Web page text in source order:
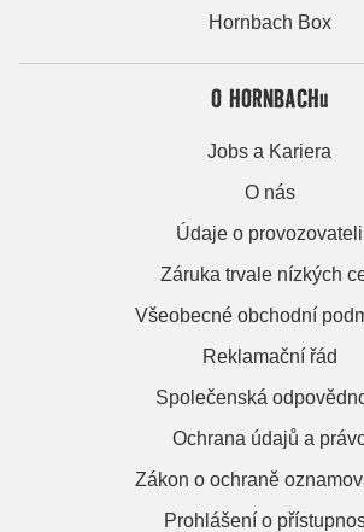
Hornbach Box
O HORNBACHu
Jobs a Kariera
O nás
Údaje o provozovateli
Záruka trvale nízkých
Všeobecné obchodní
Reklamační řád
Společenská
Ochrana údajů a
Zákon o ochraně
Prohlášení o